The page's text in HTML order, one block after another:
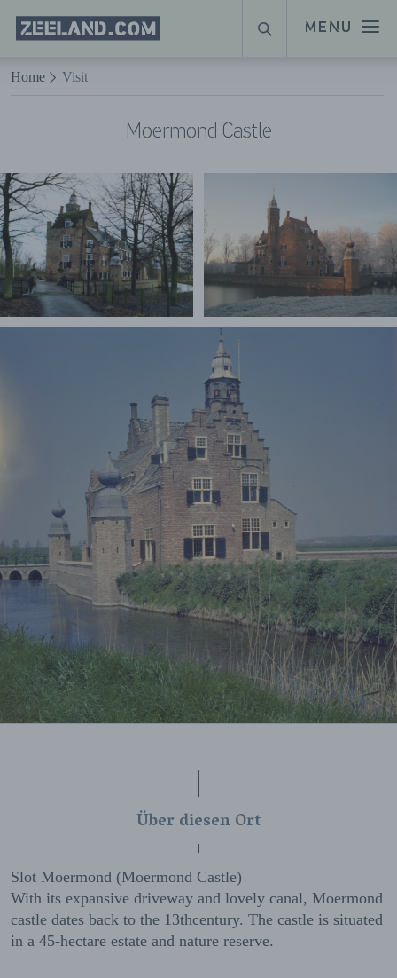
Naar hoofdinhoud
MENU
Homepage
Zeeland.com
SUCHE
Home Visit
Moermond Castle
Über diesen Ort
Slot Moermond (Moermond Castle)
With its expansive driveway and lovely canal, Moermond
castle dates back to the 13thcentury. The castle is situated
in a 45-hectare estate and nature reserve.